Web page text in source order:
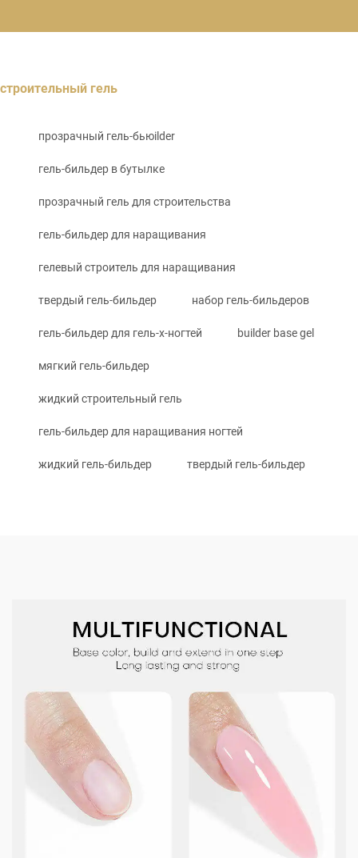
строительный гель
прозрачный гель-бьюilder
гель-бильдер в бутылке
прозрачный гель для строительства
гель-бильдер для наращивания
гелевый строитель для наращивания
твердый гель-бильдер набор гель-бильдеров
гель-бильдер для гель-х-ногтей builder base gel
мягкий гель-бильдер
жидкий строительный гель
гель-бильдер для наращивания ногтей
жидкий гель-бильдер твердый гель-бильдер